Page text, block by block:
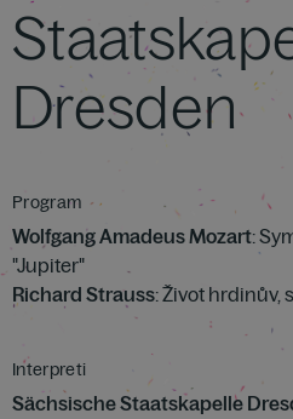
Dresden
Program
Wolfgang Amadeus Mozart:
"Jupiter"
Richard Strauss: Život hrdinův,
Interpreti
Sächsische Staatskapelle